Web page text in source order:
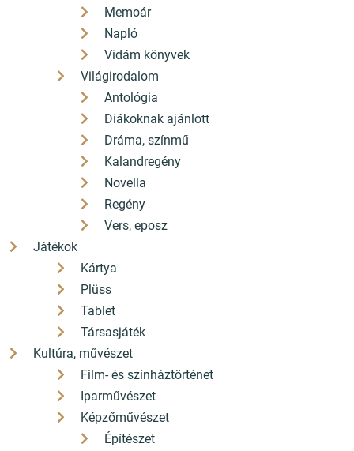
Memoár
Napló
Vidám könyvek
Világirodalom
Antológia
Diákoknak ajánlott
Dráma, színmű
Kalandregény
Novella
Regény
Vers, eposz
Játékok
Kártya
Plüss
Tablet
Társasjáték
Kultúra, művészet
Film- és színháztörténet
Iparművészet
Képzőművészet
Építészet